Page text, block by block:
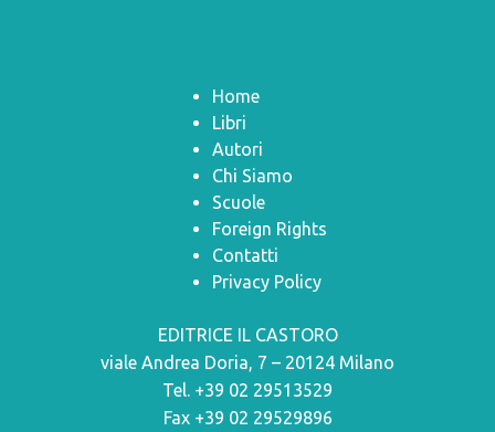
Home
Libri
Autori
Chi Siamo
Scuole
Foreign Rights
Contatti
Privacy Policy
EDITRICE IL CASTORO
viale Andrea Doria, 7 – 20124 Milano
Tel. +39 02 29513529
Fax +39 02 29529896